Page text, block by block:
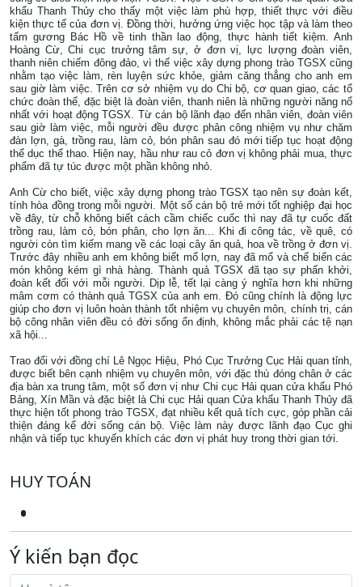
khẩu Thanh Thủy cho thấy một việc làm phù hợp, thiết thực với điều
kiện thực tế của đơn vị. Đồng thời, hưởng ứng việc học tập và làm theo
tấm gương Bác Hồ về tinh thần lao động, thực hành tiết kiệm. Anh
Hoàng Cừ, Chi cục trưởng tâm sự, ở đơn vị, lực lượng đoàn viên,
thanh niên chiếm đông đảo, vì thế việc xây dựng phong trào TGSX cũng
nhằm tạo việc làm, rèn luyện sức khỏe, giảm căng thẳng cho anh em
sau giờ làm việc. Trên cơ sở nhiệm vụ do Chi bộ, cơ quan giao, các tổ
chức đoàn thể, đặc biệt là đoàn viên, thanh niên là những người năng nổ
nhất với hoạt động TGSX. Từ cán bộ lãnh đạo đến nhân viên, đoàn viên
sau giờ làm việc, mỗi người đều được phân công nhiệm vụ như chăm
đàn lợn, gà, trồng rau, làm cỏ, bón phân sau đó mới tiếp tục hoạt động
thể dục thể thao. Hiện nay, hầu như rau cỏ đơn vị không phải mua, thực
phẩm đã tự túc được một phần không nhỏ.
Anh Cừ cho biết, việc xây dựng phong trào TGSX tạo nên sự đoàn kết,
tính hòa đồng trong mỗi người. Một số cán bộ trẻ mới tốt nghiệp đại học
về đây, từ chỗ không biết cách cầm chiếc cuốc thì nay đã tự cuốc đất
trồng rau, làm cỏ, bón phân, cho lợn ăn... Khi đi công tác, về quê, có
người còn tìm kiếm mang về các loại cây ăn quả, hoa về trồng ở đơn vị.
Trước đây nhiều anh em không biết mổ lợn, nay đã mổ và chế biến các
món không kém gì nhà hàng. Thành quả TGSX đã tạo sự phấn khởi,
đoàn kết đối với mỗi người. Dịp lễ, tết lại càng ý nghĩa hơn khi những
mâm cơm có thành quả TGSX của anh em. Đó cũng chính là động lực
giúp cho đơn vị luôn hoàn thành tốt nhiệm vụ chuyên môn, chính trị, cán
bộ công nhân viên đều có đời sống ổn định, không mắc phải các tệ nạn
xã hội...
Trao đổi với đồng chí Lê Ngọc Hiệu, Phó Cục Trưởng Cục Hải quan tỉnh,
được biết bên cạnh nhiệm vụ chuyên môn, với đặc thù đóng chân ở các
địa bàn xa trung tâm, một số đơn vị như Chi cục Hải quan cửa khẩu Phó
Bảng, Xín Mần và đặc biệt là Chi cục Hải quan Cửa khẩu Thanh Thủy đã
thực hiện tốt phong trào TGSX, đạt nhiều kết quả tích cực, góp phần cải
thiện đáng kể đời sống cán bộ. Việc làm này được lãnh đạo Cục ghi
nhận và tiếp tục khuyến khích các đơn vị phát huy trong thời gian tới.
HUY TOÁN
Ý kiến bạn đọc